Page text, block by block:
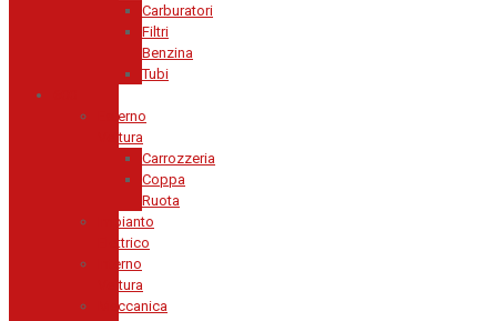
Carburatori
Filtri
Benzina
Tubi
Esterno
Vettura
Carrozzeria
Coppa
Ruota
Impianto
Elettrico
Interno
Vettura
Meccanica